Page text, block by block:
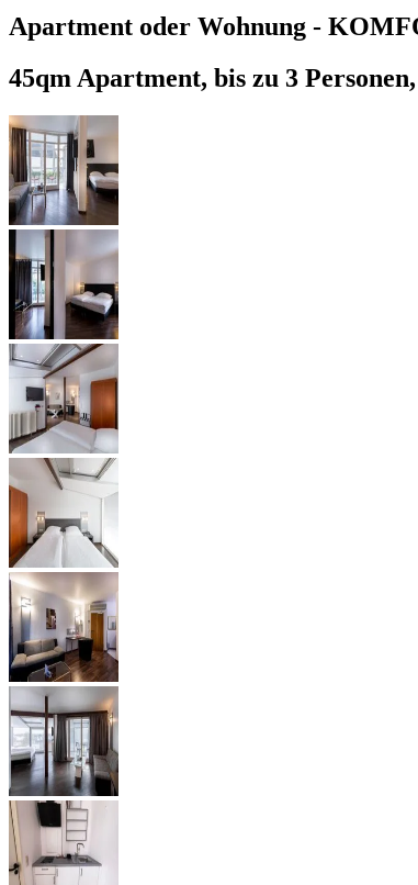
Apartment oder Wohnung -
45qm Apartment, bis zu 3